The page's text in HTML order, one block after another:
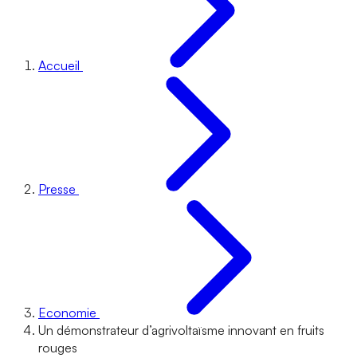
Accueil
Presse
Economie
Un démonstrateur d’agrivoltaïsme innovant en fruits
rouges